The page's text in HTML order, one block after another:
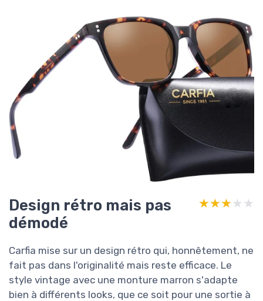
Design rétro mais pas
démodé
★★★★★
★★★★★
Carfia mise sur un design rétro qui, honnêtement, ne
fait pas dans l'originalité mais reste efficace. Le
style vintage avec une monture marron s'adapte
bien à différents looks, que ce soit pour une sortie à